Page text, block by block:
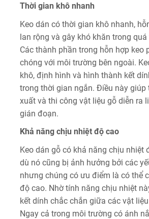
Thời gian khô nhanh
Keo dán có thời gian khô nhanh,
lan rộng và gây khó khăn trong
Các thành phần trong hỗn hợp keo
chóng với môi trường bên ngoài.
khô, định hình và hình thành kết
trong thời gian ngắn. Điều này giúp
xuất và thi công vật liệu gỗ diễn ra
gián đoạn.
Khả năng chịu nhiệt độ cao
Keo dán gỗ có khả năng chịu nhiệt
dù nó cũng bị ảnh hưởng bởi các
nhưng chúng có ưu điểm là có thể
độ cao. Nhờ tính năng chịu nhiệt
kết dính chắc chắn giữa các vật
Ngay cả trong môi trường có ánh